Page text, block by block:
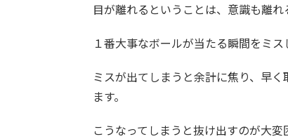
目が離れるということは、意識も離れ
１番大事なボールが当たる瞬間をミス
ミスが出てしまうと余計に焦り、早
ます。
こうなってしまうと抜け出すのが大変